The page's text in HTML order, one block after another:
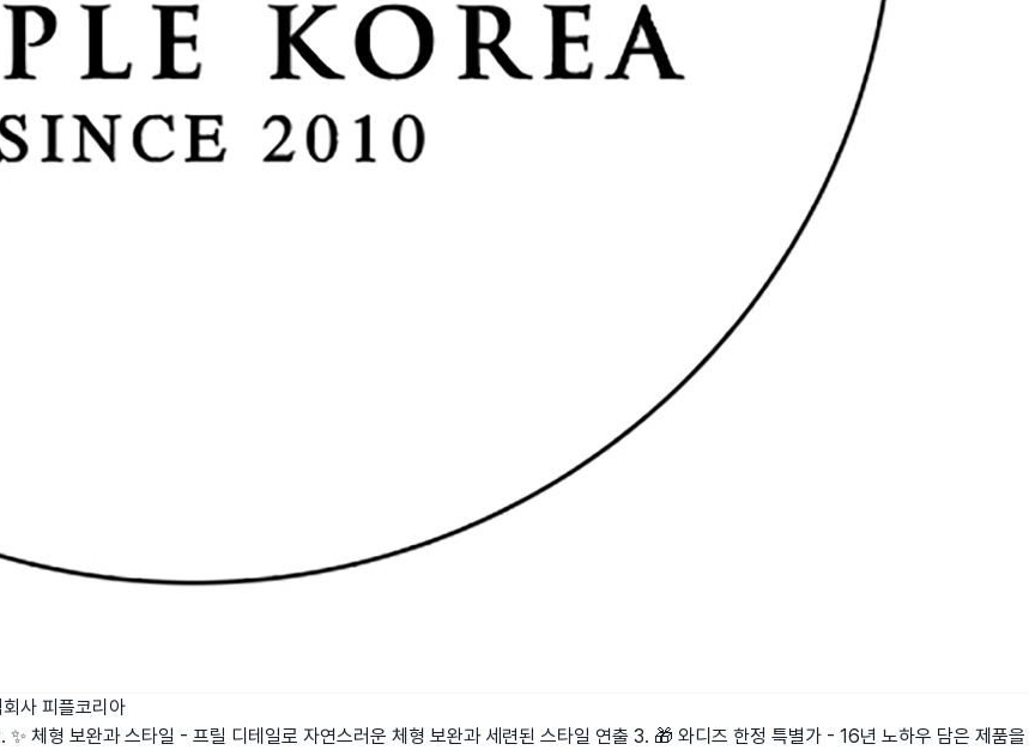
사 피플코리아
체형 보완과 스타일 - 프릴 디테일로 자연스러운 체형 보완과 세련된 스타일 연출 3. 🎁 와디즈 한정 특별가 - 16년 노하우 담은 제품을